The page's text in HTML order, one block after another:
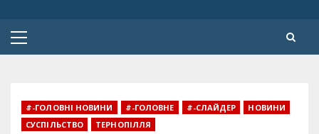
Primary
#-ГОЛОВНІ НОВИНИ #-ГОЛОВНЕ #-СЛАЙДЕР
НОВИНИ
СУСПІЛЬСТВО
ТЕРНОПІЛЛЯ